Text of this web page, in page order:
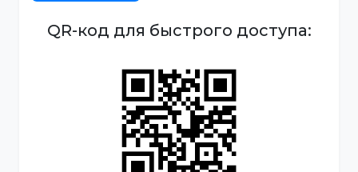
QR-код для быстрого доступа: